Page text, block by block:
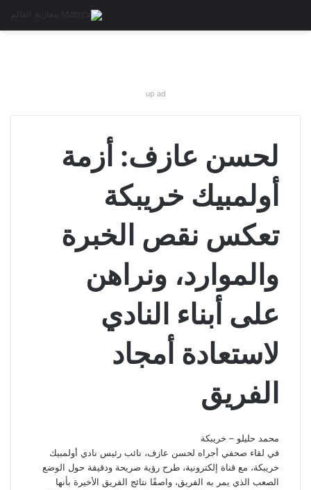
up ad
لحسن عازف: أزمة
أولمبيك خريبكة
تعكس نقص الخبرة
والموارد، ونراهن
على أبناء النادي
لاستعادة أمجاد
الفريق
محمد حليلو – خريبكة
في لقاء صحفي أجراه لحسن عازف، نائب رئيس نادي أولمبيك
خريبكة، مع قناة إلكترونية، طرح رؤية صريحة ودقيقة حول الوضع
الصعب الذي يمر به الفريق، واصفًا نتائج الفريق الأخيرة بأنها